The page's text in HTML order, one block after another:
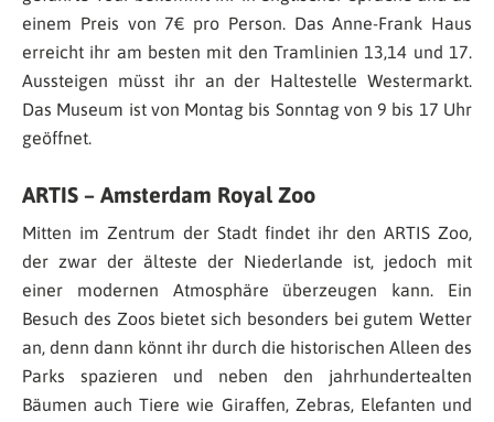
einem Preis von 7€ pro Person. Das Anne-Frank Haus
erreicht ihr am besten mit den Tramlinien 13,14 und 17.
Aussteigen müsst ihr an der Haltestelle Westermarkt.
Das Museum ist von Montag bis Sonntag von 9 bis 17 Uhr
geöffnet.
ARTIS – Amsterdam Royal Zoo
Mitten im Zentrum der Stadt findet ihr den ARTIS Zoo,
der zwar der älteste der Niederlande ist, jedoch mit
einer modernen Atmosphäre überzeugen kann. Ein
Besuch des Zoos bietet sich besonders bei gutem Wetter
an, denn dann könnt ihr durch die historischen Alleen des
Parks spazieren und neben den jahrhundertealten
Bäumen auch Tiere wie Giraffen, Zebras, Elefanten und